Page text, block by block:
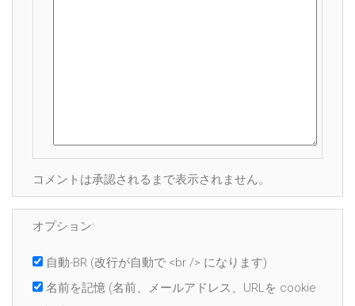
コメントは承認されるまで表示されません。
オプション:
自動-BR (改行が自動で <br /> になります)
名前を記憶 (名前、メールアドレス、URLを cookie